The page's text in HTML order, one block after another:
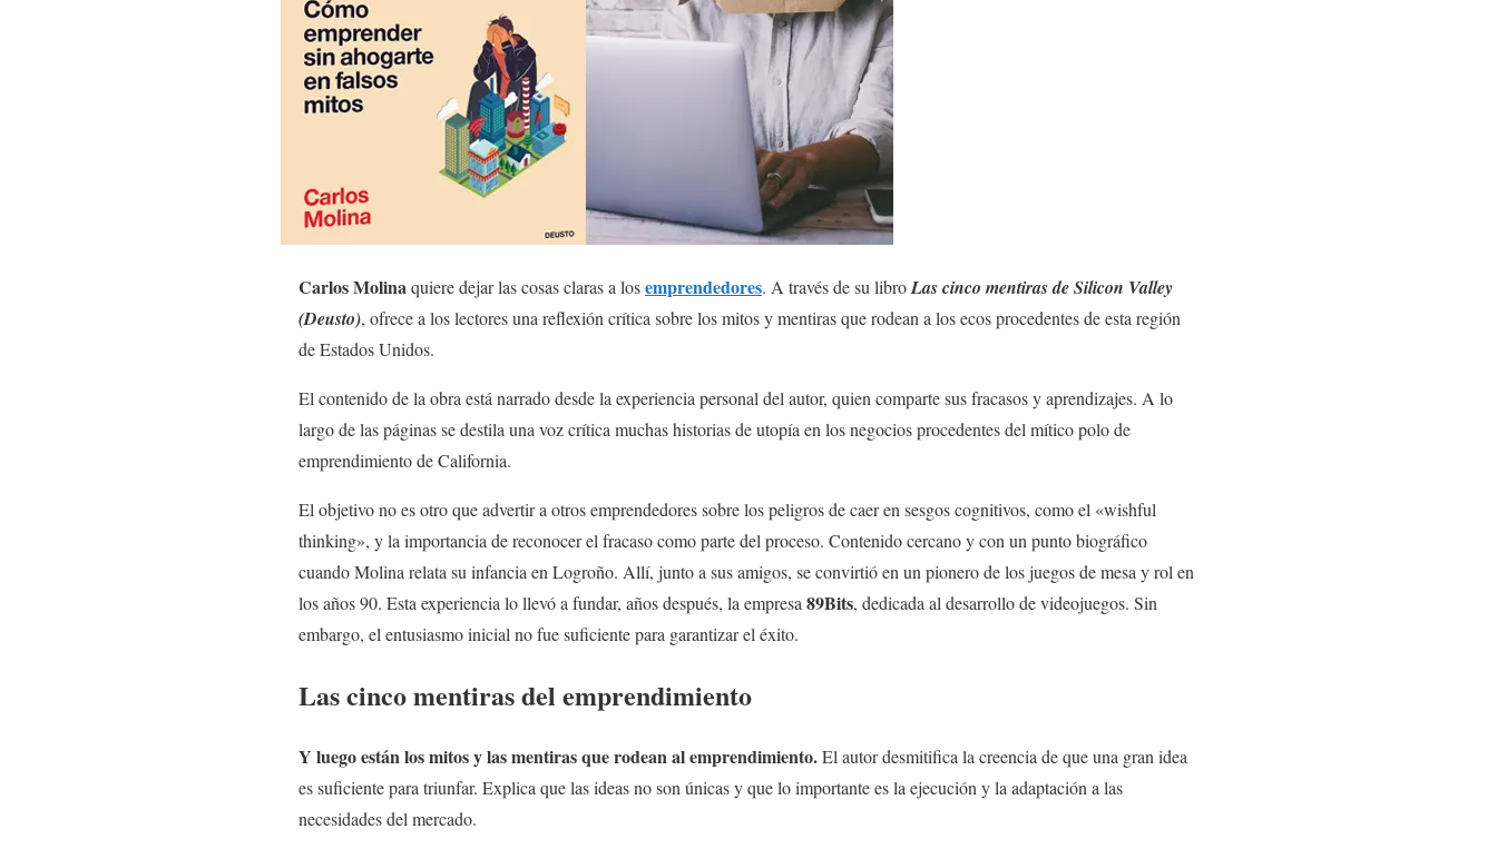
Carlos Molinaquiere dejar las cosas claras a losemprendedores. A través de su libroLas cinco mentiras de Silicon Valley
(Deusto), ofrece a los lectores una reflexión crítica sobre los mitos y mentiras que rodean a los ecos procedentes de esta región
de Estados Unidos.
El contenido de la obra está narrado desde la experiencia personal del autor, quien comparte sus fracasos y aprendizajes. A lo
largo de las páginas se destila una voz crítica muchas historias de utopía en los negocios procedentes del mítico polo de
emprendimiento de California.
El objetivo no es otro que advertir a otros emprendedores sobre los peligros de caer en sesgos cognitivos, como el «wishful
thinking», y la importancia de reconocer el fracaso como parte del proceso. Contenido cercano y con un punto biográfico
cuando Molina relata su infancia en Logroño. Allí, junto a sus amigos, se convirtió en un pionero de los juegos de mesa y rol en
los años 90. Esta experiencia lo llevó a fundar, años después, la empresa 89Bits, dedicada al desarrollo de videojuegos. Sin
embargo, el entusiasmo inicial no fue suficiente para garantizar el éxito.
Las cinco mentiras del emprendimiento
Y luego están los mitos y las mentiras que rodean al emprendimiento.El autor desmitifica la creencia de que una gran idea
es suficiente para triunfar. Explica que las ideas no son únicas y que lo importante es la ejecución y la adaptación a las
necesidades del mercado.